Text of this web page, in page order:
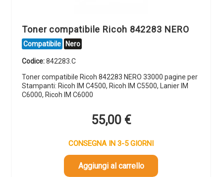
Toner compatibile Ricoh 842283 NERO
Compatibile Nero
Codice:842283.C
Toner compatibile Ricoh 842283 NERO 33000 pagine per
Stampanti: Ricoh IM C4500, Ricoh IM C5500, Lanier IM
C6000, Ricoh IM C6000
55,00 €
CONSEGNA IN 3-5 GIORNI
Aggiungi al carrello